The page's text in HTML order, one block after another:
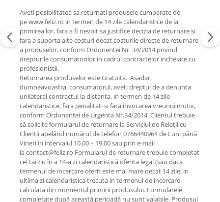
Aveti posibilitatea sa returnati produsele cumparate de
pe www.feliz.ro in termen de 14 zile calendaristice de la
primirea lor, fara a fi nevoit sa justifice decizia de returnare si
fara a suporta alte costuri decat costurile directe de returnare
a produselor, conform Ordonentei Nr. 34/2014 privind
drepturile consumatorilor in cadrul contractelor incheiate cu
profesionistii.
Returnarea produselor este Gratuita. Asadar,
dumneavoastra, consumatorul, aveti dreptul de a denunta
unilateral contractul la distanta, in termen de 14 zile
calendaristice, fara penalitati si fara invocarea vreunui motiv,
conform Ordonantei de Urgenta Nr.34/2014. Clientul trebuie
să solicite formularul de returnare la Serviciul de Relații cu
Clienții apelând numărul de telefon 0766440964 de Luni până
Vineri în intervalul 10.00 – 19.00 sau prin e-mail
la contact@feliz.ro Formularul de returnare trebuie completat
cel tarziu în a 14-a zi calendaristică oferita legal (sau daca
termenul de incercare oferit este mai mare decat 14 zile, in
ultima zi calendaristica trecuta in termenul de incercare,
calculata din momentul primirii produsului. Formularele
completate după această perioadă nu sunt valabile. Produsul